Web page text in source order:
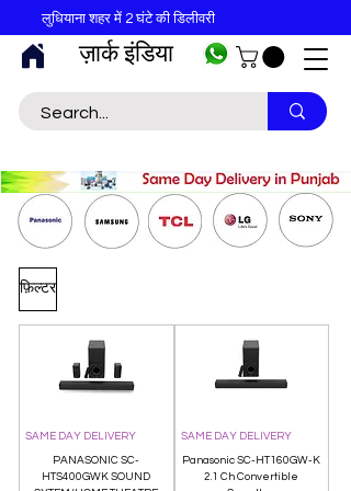
ज़ार्क इंडिया
लुधियाना शहर में 2 घंटे की डिलीवरी
फ़िल्टर
SAME DAY DELIVERY
PANASONIC SC-
HTS400GWK SOUND
SAME DAY DELIVERY
Panasonic SC-HT160GW-K
2.1 Ch Convertible